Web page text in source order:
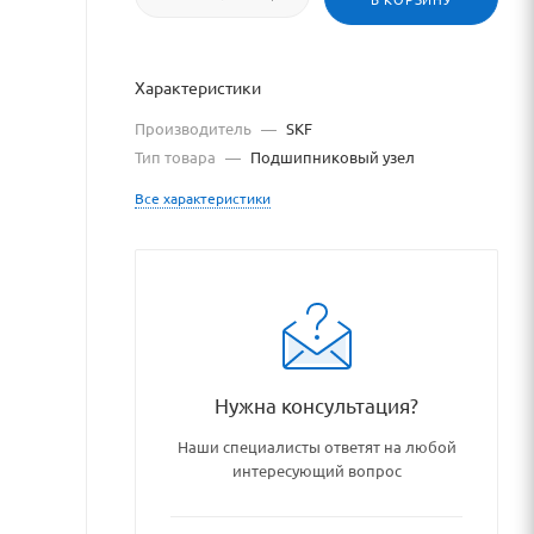
Характеристики
Производитель — SKF
Тип товара — Подшипниковый узел
Все характеристики
Нужна консультация?
Наши специалисты ответят на любой
интересующий вопрос